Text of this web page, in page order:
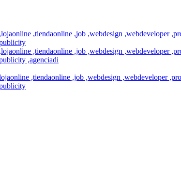
,tiendaonline ,job ,webdesign ,webdeveloper
,tiendaonline ,job ,webdesign ,webdeveloper
,agenciadi
,tiendaonline ,job ,webdesign ,webdeveloper